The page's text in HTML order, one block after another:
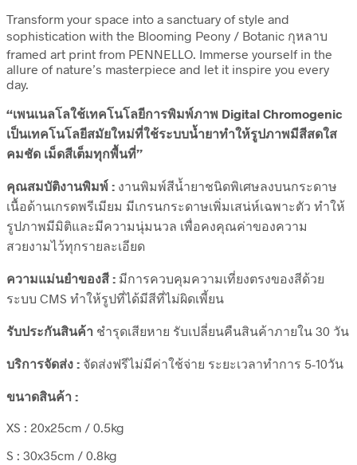
Transform your space into a sanctuary of style and
sophistication with the Blooming Peony / Botanic กุหลาบ
framed art print from PENNELLO. Immerse yourself in the
allure of nature’s masterpiece and let it inspire you every
day.
“เพนเนลโลใช้เทคโนโลยีการพิมพ์ภาพ Digital Chromogenic
เป็นเทคโนโลยีสมัยใหม่ที่ใช้ระบบน้ำยาทำให้รูปภาพมีสีสดใส
คมชัด เม็ดสีเต็มทุกพื้นที่”
คุณสมบัติงานพิมพ์ : งานพิมพ์สีน้ำยาชนิดพิเศษลงบนกระดาษ
เนื้อด้านเกรดพรีเมียม มีเกรนกระดาษเพิ่มเสน่ห์เฉพาะตัว ทำให้
รูปภาพมีมิติและมีความนุ่มนวล เพื่อคงคุณค่าของความ
สวยงามไว้ทุกรายละเอียด
ความแม่นยำของสี : มีการควบคุมความเที่ยงตรงของสีด้วย
ระบบ CMS ทำให้รูปที่ได้มีสีที่ไม่ผิดเพี้ยน
รับประกันสินค้า ชำรุดเสียหาย รับเปลี่ยนคืนสินค้าภายใน 30 วัน
บริการจัดส่ง : จัดส่งฟรีไม่มีค่าใช้จ่าย ระยะเวลาทำการ 5-10วัน
ขนาดสินค้า :
XS : 20x25cm / 0.5kg
S : 30x35cm / 0.8kg